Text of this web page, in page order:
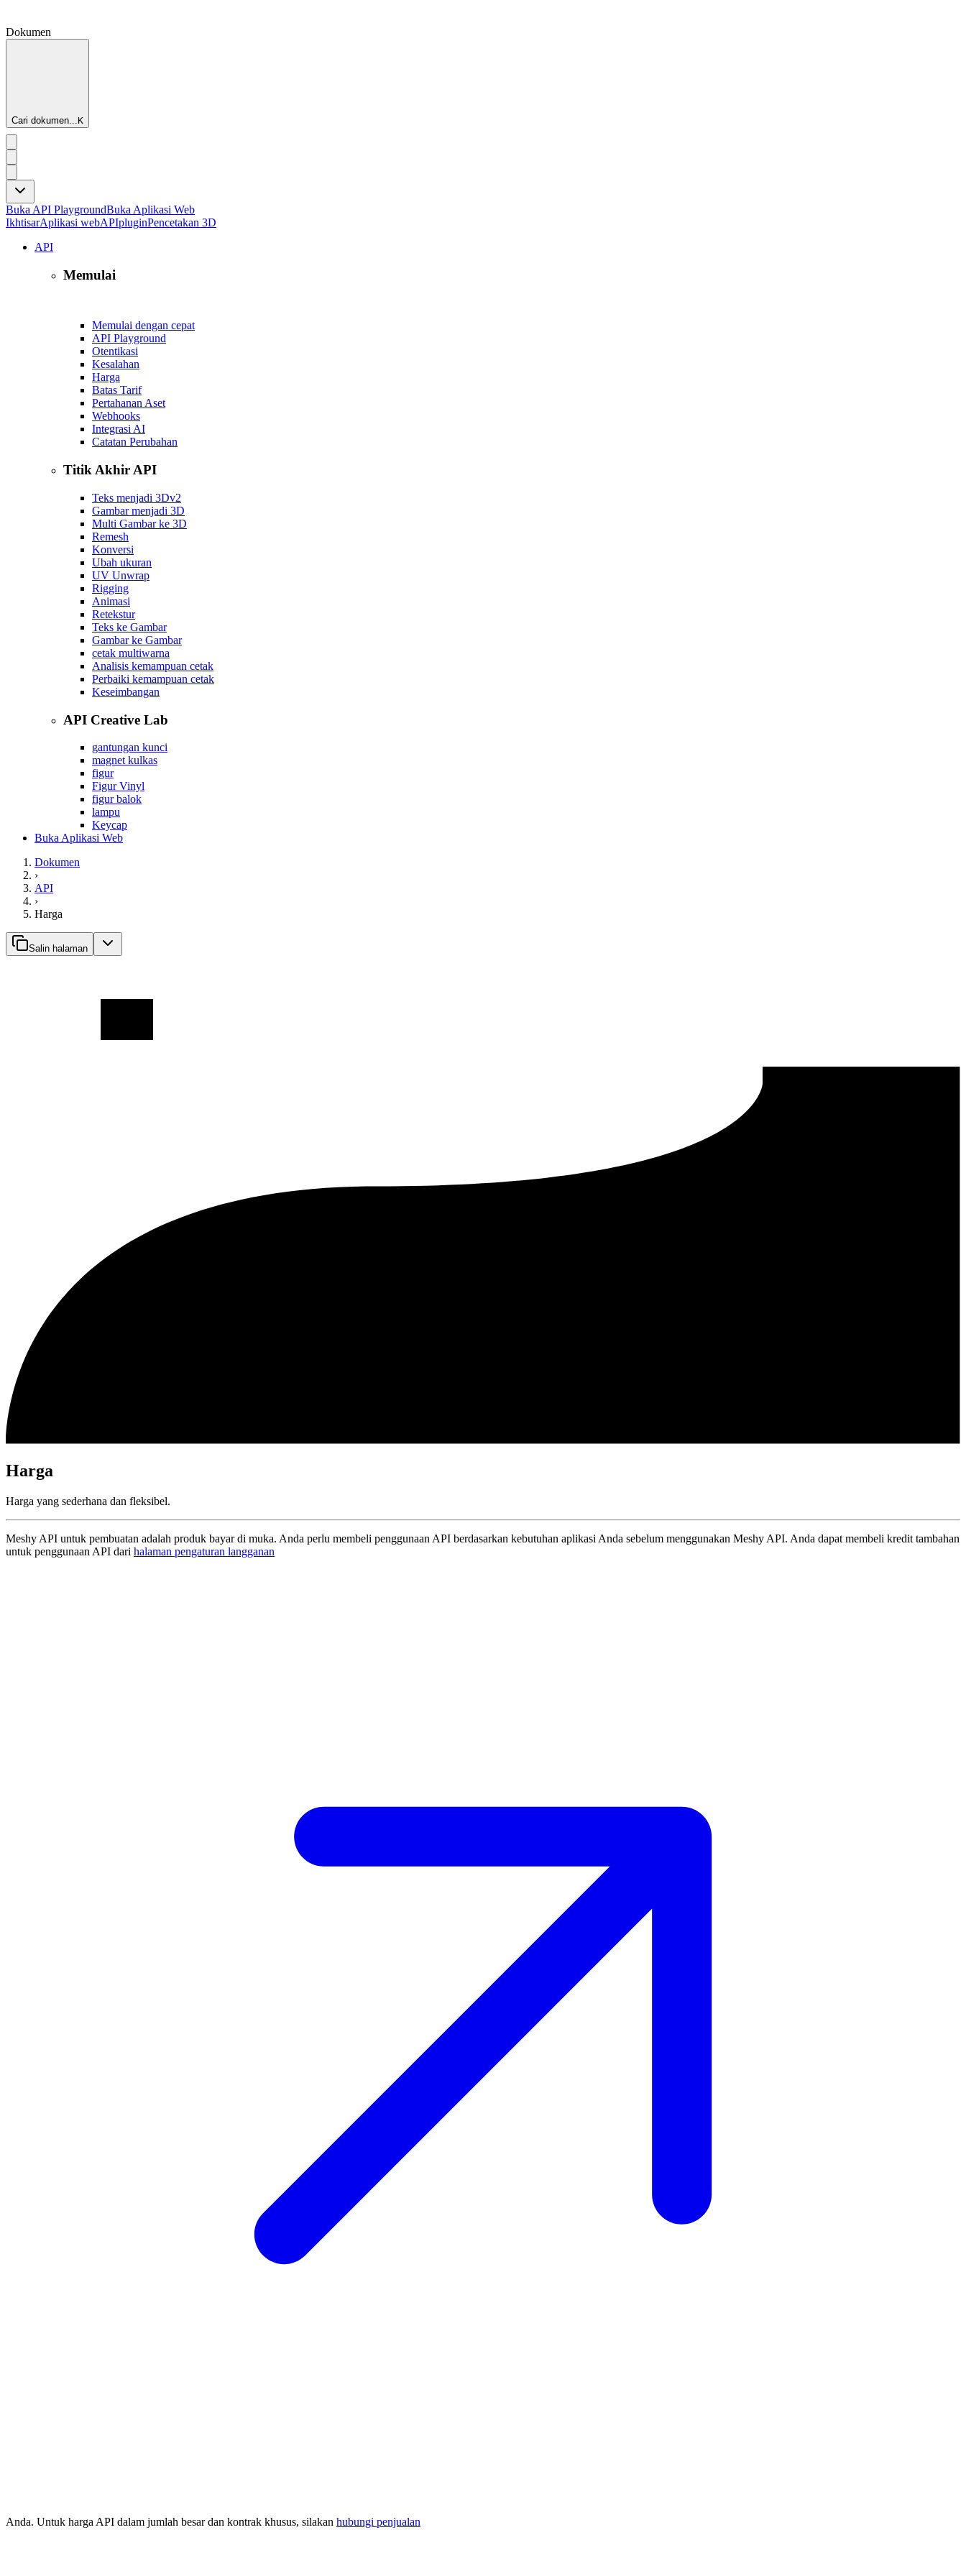
Dokumen
Cari dokumen...K
Buka API PlaygroundBuka Aplikasi Web
IkhtisarAplikasi webAPIpluginPencetakan 3D
API
Memulai
Memulai dengan cepat
API Playground
Otentikasi
Kesalahan
Harga
Batas Tarif
Pertahanan Aset
Webhooks
Integrasi AI
Catatan Perubahan
Titik Akhir API
Teks menjadi 3Dv2
Gambar menjadi 3D
Multi Gambar ke 3D
Remesh
Konversi
Ubah ukuran
UV Unwrap
Rigging
Animasi
Retekstur
Teks ke Gambar
Gambar ke Gambar
cetak multiwarna
Analisis kemampuan cetak
Perbaiki kemampuan cetak
Keseimbangan
API Creative Lab
gantungan kunci
magnet kulkas
figur
Figur Vinyl
figur balok
lampu
Keycap
Buka Aplikasi Web
Dokumen
›
API
›
Harga
Salin halaman
Harga
Harga yang sederhana dan fleksibel.
Meshy API untuk pembuatan adalah produk bayar di muka. Anda perlu membeli penggunaan API berdasarkan kebutuhan aplikasi Anda sebelum menggunakan Meshy API. Anda dapat membeli kredit tambahan
untuk penggunaan API dari halaman pengaturan langganan
Anda. Untuk harga API dalam jumlah besar dan kontrak khusus, silakan hubungi penjualan